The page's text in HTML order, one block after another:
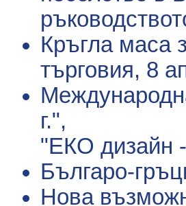
Кръгла маса
търговия, 8
г.",
"ЕКО дизайн
Българо-
Нова